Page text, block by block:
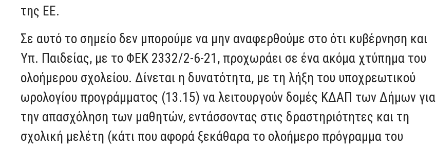
της ΕΕ.
Σε αυτό το σημείο δεν μπορούμε να μην αναφερθούμε στο ότι κυβέρνηση και
Υπ. Παιδείας, με το ΦΕΚ 2332/2-6-21, προχωράει σε ένα ακόμα χτύπημα του
ολοήμερου σχολείου. Δίνεται η δυνατότητα, με τη λήξη του υποχρεωτικού
ωρολογίου προγράμματος (13.15) να λειτουργούν δομές ΚΔΑΠ των Δήμων για
την απασχόληση των μαθητών, εντάσσοντας στις δραστηριότητες και τη
σχολική μελέτη (κάτι που αφορά ξεκάθαρα το ολοήμερο πρόγραμμα του